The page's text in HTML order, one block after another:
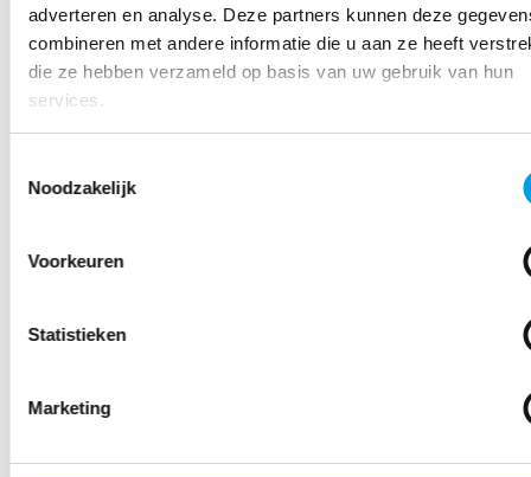
adverteren en analyse. Deze partners kunnen deze
combineren met andere informatie die u aan ze heeft
die ze hebben verzameld op basis van uw gebruik van hun
services.
Noodzakelijk
Voorkeuren
Statistieken
Marketing
De pharmabuddy: een vertrouwd gezicht in
6 JANUARI 2026